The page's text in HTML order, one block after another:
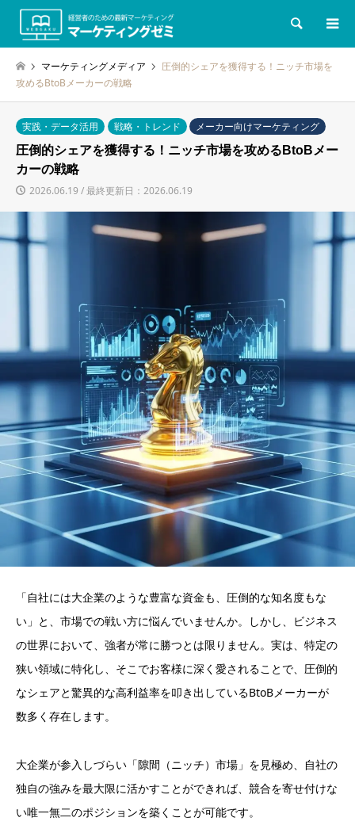
検索
マーケティングメディア
圧倒的シェアを獲得する！ニッチ市場を
攻めるBtoBメーカーの戦略
実践・データ活用 戦略・トレンド
メーカー向けマーケティング
圧倒的シェアを獲得する！ニッチ市場を攻めるBtoBメー
カーの戦略
2026.06.19 / 最終更新日：2026.06.19
「自社には大企業のような豊富な資金も、圧倒的な知名度もな
い」と、市場での戦い方に悩んでいませんか。しかし、ビジネス
の世界において、強者が常に勝つとは限りません。実は、特定の
狭い領域に特化し、そこでお客様に深く愛されることで、圧倒的
なシェアと驚異的な高利益率を叩き出しているBtoBメーカーが
数多く存在します。
大企業が参入しづらい「隙間（ニッチ）市場」を見極め、自社の
独自の強みを最大限に活かすことができれば、競合を寄せ付けな
い唯一無二のポジションを築くことが可能です。